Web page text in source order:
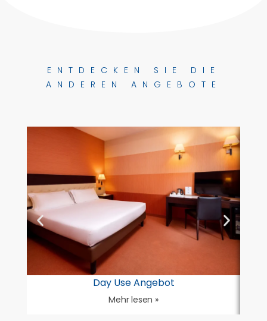
ENTDECKEN SIE DIE
ANDEREN ANGEBOTE
Day Use Angebot
Mehr lesen »